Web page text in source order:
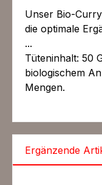
Unser Bio-
die optimale
...
Tüteninhalt: 50
biologischem
Mengen.
Ergänzende